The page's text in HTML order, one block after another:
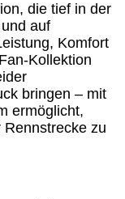
die tief in der
auf
Komfort
Kollektion
bringen – mit
ermöglicht,
zu